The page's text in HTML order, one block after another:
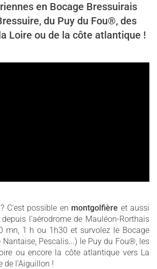
en Bocage Bressuirais
du Puy du Fou®, des
Loire ou de la côte atlantique !
C'est possible en montgolfière et aussi
l'aérodrome de Mauléon-Rorthais
mn, 1 h ou 1h30 et survolez le Bocage
Nantaise, Pescalis...) le Puy du Fou®, les
ou encore la côte atlantique vers La
de l'Aiguillon !